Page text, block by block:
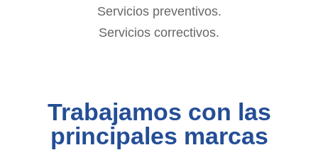
Servicios preventivos.
Servicios correctivos.
Trabajamos con las
principales marcas